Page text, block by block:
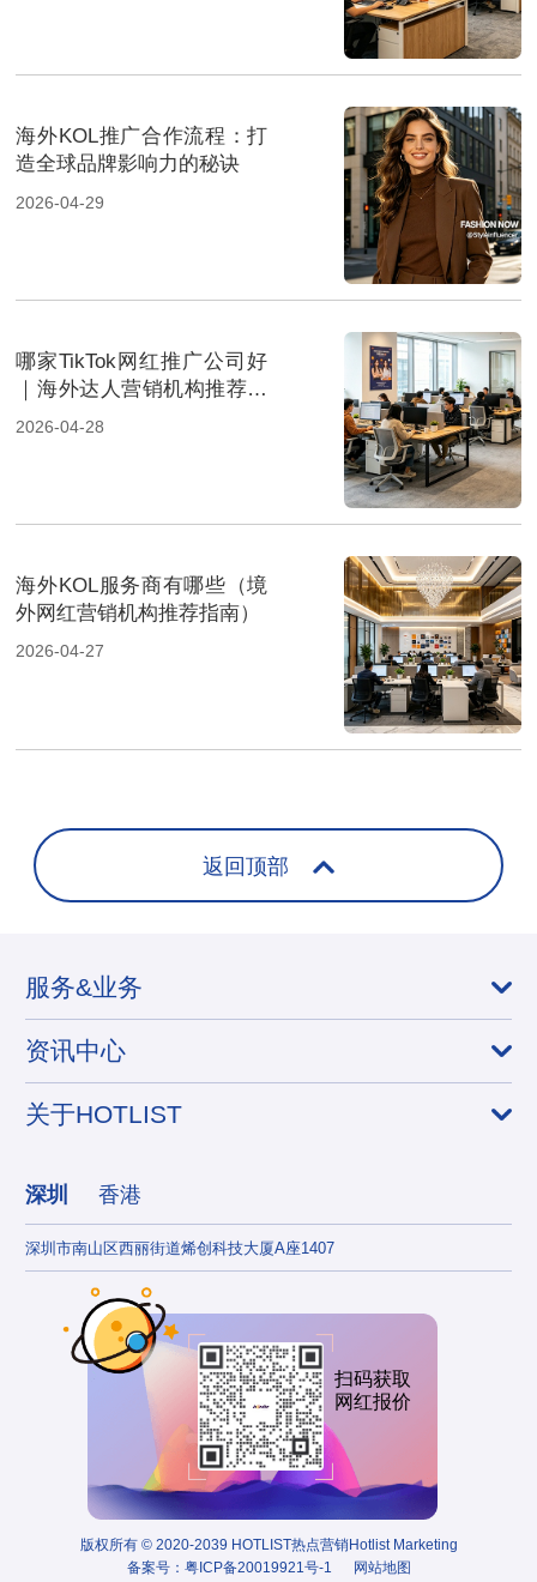
海外KOL推广合作流程：打
造全球品牌影响力的秘诀
2026-04-29
哪家TikTok网红推广公司好
｜海外达人营销机构推荐指
南
2026-04-28
海外KOL服务商有哪些（境
外网红营销机构推荐指南）
2026-04-27
返回顶部
服务&业务
资讯中心
关于HOTLIST
深圳 香港
深圳市南山区西丽街道烯创科技大厦A座1407
扫码获取
网红报价
版权所有 © 2020-2039 HOTLIST热点营销Hotlist Marketing
备案号： 粤ICP备20019921号-1 网站地图